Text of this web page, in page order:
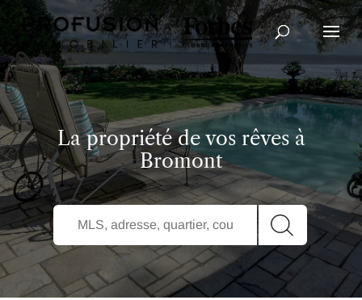
Recherche avancée
La propriété de vos rêves à
Bromont